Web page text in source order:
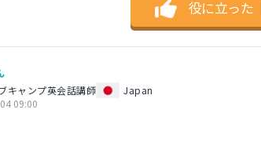
役に立った
キャンプ英会話講師
Japan
09:00